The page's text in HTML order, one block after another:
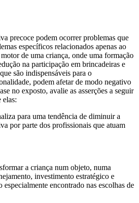
precoce podem ocorrer problemas que
específicos relacionados apenas ao
de uma criança, onde uma formação
na participação em brincadeiras e
são indispensáveis para o
podem afetar de modo negativo
no exposto, avalie as asserções a seguir
elas:
para uma tendência de diminuir a
por parte dos profissionais que atuam
a criança num objeto, numa
investimento estratégico e
encontrado nas escolhas de